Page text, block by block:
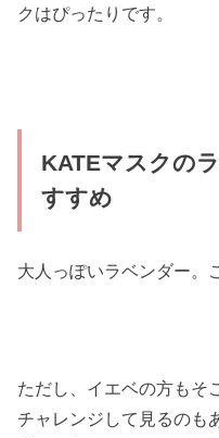
クはぴったりです。
KATEマスクの
すすめ
大人っぽいラベンダー。
ただし、イエベの方もそ
チャレンジして見るのも